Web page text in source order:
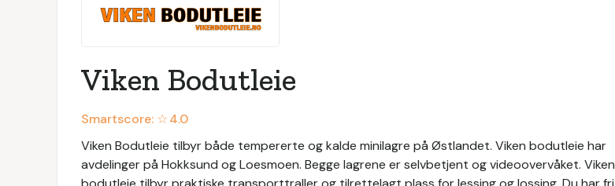
Viken Bodutleie
Smartscore: ☆4.0
Viken Bodutleie tilbyr både tempererte og kalde minilagre på Østlandet. Viken bodutleie har
avdelinger på Hokksund og Loesmoen. Begge lagrene er selvbetjent og videoovervåket. Viken